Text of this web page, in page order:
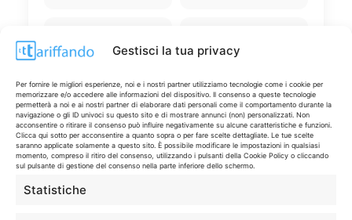
Gestisci la tua privacy
Per fornire le migliori esperienze, noi e i nostri partner utilizziamo tecnologie come i cookie per
memorizzare e/o accedere alle informazioni del dispositivo. Il consenso a queste tecnologie
permetterà a noi e ai nostri partner di elaborare dati personali come il comportamento durante la
navigazione o gli ID univoci su questo sito e di mostrare annunci (non) personalizzati. Non
acconsentire o ritirare il consenso può influire negativamente su alcune caratteristiche e funzioni.
Clicca qui sotto per acconsentire a quanto sopra o per fare scelte dettagliate. Le tue scelte
saranno applicate solamente a questo sito. È possibile modificare le impostazioni in qualsiasi
momento, compreso il ritiro del consenso, utilizzando i pulsanti della Cookie Policy o cliccando
sul pulsante di gestione del consenso nella parte inferiore dello schermo.
Statistiche
Spesa Moda
🏠
Casa
💎
Extra